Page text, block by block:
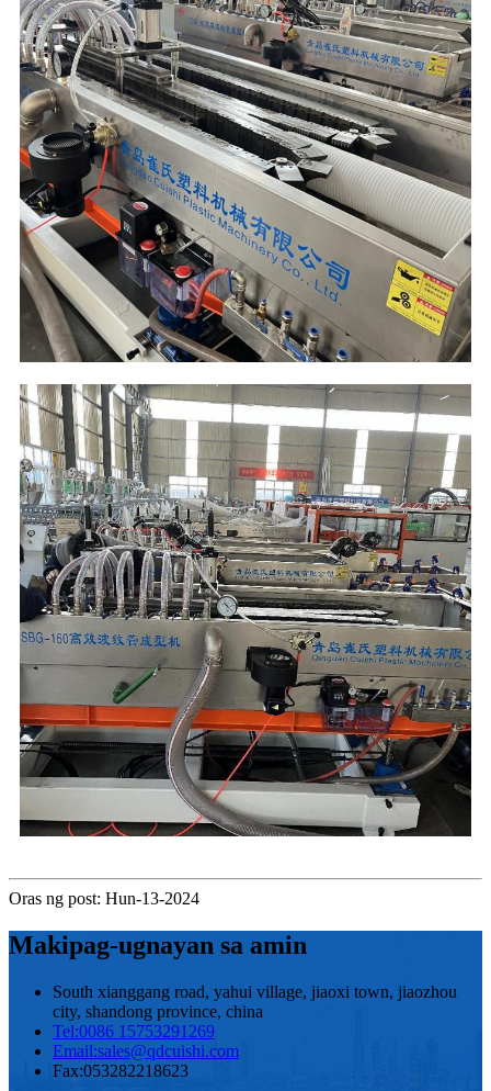
Oras ng post: Hun-13-2024
Makipag-ugnayan sa amin
South xianggang road, yahui village, jiaoxi town, jiaozhou
city, shandong province, china
Tel:0086 15753291269
Email:sales@qdcuishi.com
Fax:053282218623